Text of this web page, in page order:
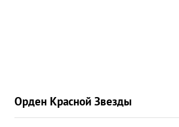
Орден Красной Звезды